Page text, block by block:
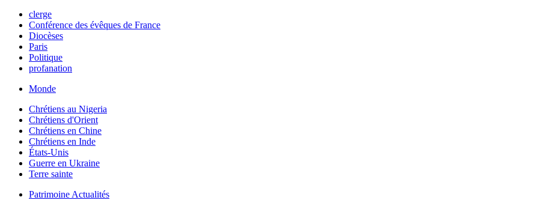
clerge
Conférence des évêques de France
Diocèses
Paris
Politique
profanation
Monde
Chrétiens au Nigeria
Chrétiens d'Orient
Chrétiens en Chine
Chrétiens en Inde
États-Unis
Guerre en Ukraine
Terre sainte
Patrimoine Actualités